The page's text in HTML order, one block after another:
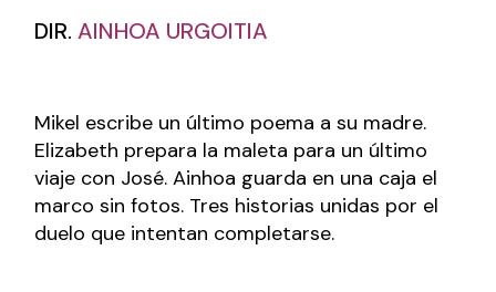
DIR.AINHOA URGOITIA
Mikel escribe un último poema a su madre.
Elizabeth prepara la maleta para un último
viaje con José. Ainhoa guarda en una caja el
marco sin fotos. Tres historias unidas por el
duelo que intentan completarse.